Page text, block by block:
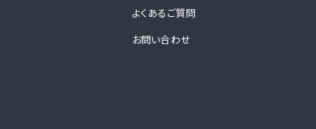
よくあるご質問
お問い合わせ